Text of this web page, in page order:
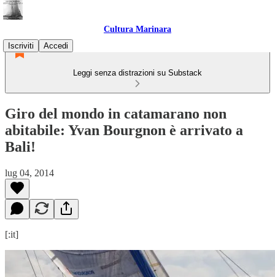
Cultura Marinara
Iscriviti
Accedi
Leggi senza distrazioni su Substack
Giro del mondo in catamarano non
abitabile: Yvan Bourgnon è arrivato a
Bali!
lug 04, 2014
[:it]